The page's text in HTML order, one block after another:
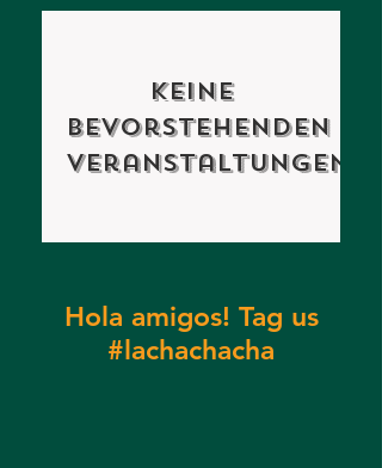
Keine
bevorstehenden
Veranstaltungen
Hola amigos! Tag us
#lachachacha